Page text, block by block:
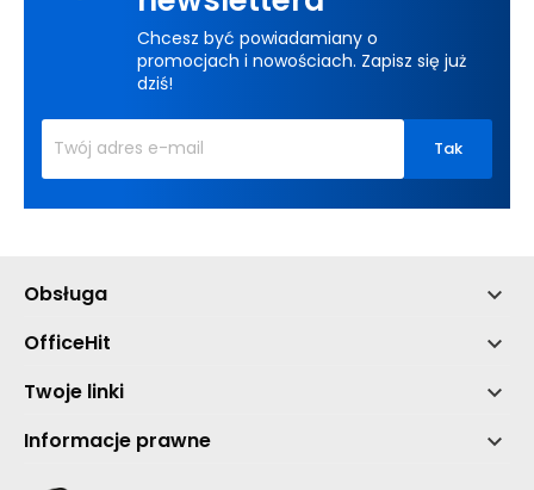
Chcesz być powiadamiany o
promocjach i nowościach. Zapisz się już
dziś!
Obsługa 
OfficeHit 
Twoje linki 
Informacje prawne 